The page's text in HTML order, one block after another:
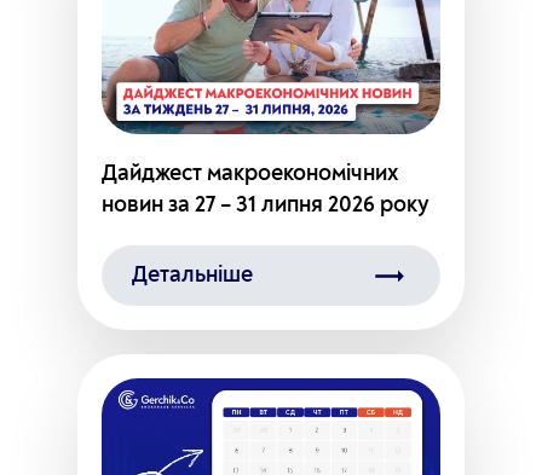
Дайджест макроекономічних
новин за 27 – 31 липня 2026 року
Детальніше